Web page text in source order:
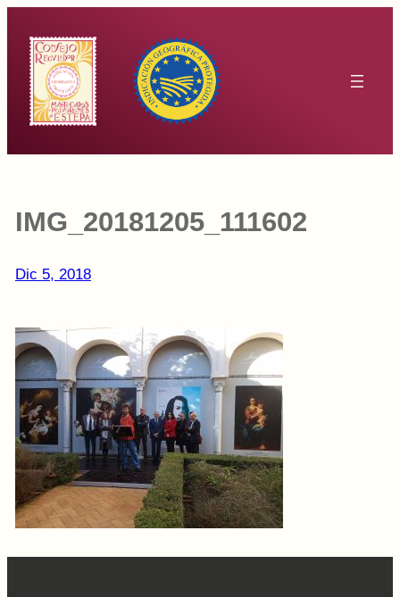
contenido
IMG_20181205_111602
Dic 5, 2018